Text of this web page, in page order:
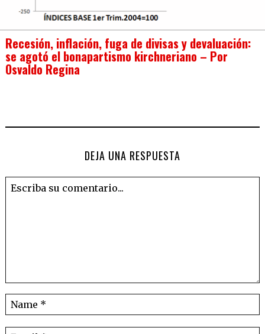
Recesión, inflación, fuga de divisas y devaluación:
se agotó el bonapartismo kirchneriano – Por
Osvaldo Regina
DEJA UNA RESPUESTA